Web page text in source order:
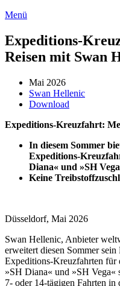
Menü
Expeditions-
Reisen mit Swan
Mai 2026
Swan Hellenic
Download
Expeditions-Kreuzfahrt:
In diesem Sommer
Expeditions-
Diana« und »SH
Keine
Düsseldorf, Mai 2026
Swan Hellenic, Anbieter
erweitert diesen Sommer
Expeditions-Kreuzfahrten für
»SH Diana« und »SH Vega«
7- oder 14-tägigen Fahrten in